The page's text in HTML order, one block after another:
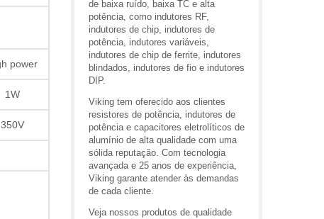
power
1W
350V
de baixa ruído, baixa TC e alta
potência, como indutores RF,
indutores de chip, indutores de
potência, indutores variáveis,
indutores de chip de ferrite, indutores
blindados, indutores de fio e indutores
DIP.
Viking tem oferecido aos clientes
resistores de potência, indutores de
potência e capacitores eletrolíticos de
alumínio de alta qualidade com uma
sólida reputação. Com tecnologia
avançada e 25 anos de experiência,
Viking garante atender às demandas
de cada cliente.
Veja nossos produtos de qualidade